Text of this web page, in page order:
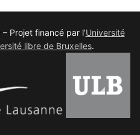
Projet financé par l’Université
libre de Bruxelles.